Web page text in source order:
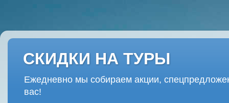
СКИДКИ НА ТУРЫ
Ежедневно мы собираем акции,
вас!